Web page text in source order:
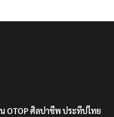
OTOP ศิลปาชีพ ประทีปไทย